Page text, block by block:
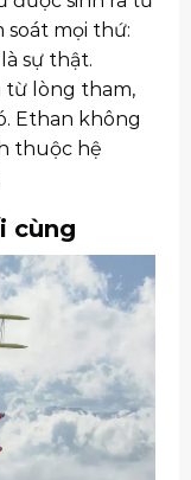
soát mọi thứ:
sự thật.
từ lòng tham,
Ethan không
thuộc hệ
cùng